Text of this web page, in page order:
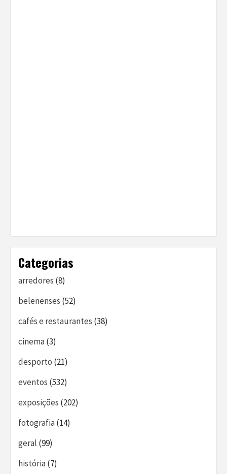
Categorias
arredores (8)
belenenses (52)
cafés e restaurantes (38)
cinema(3)
desporto (21)
eventos (532)
exposições (202)
fotografia(14)
geral (99)
história(7)